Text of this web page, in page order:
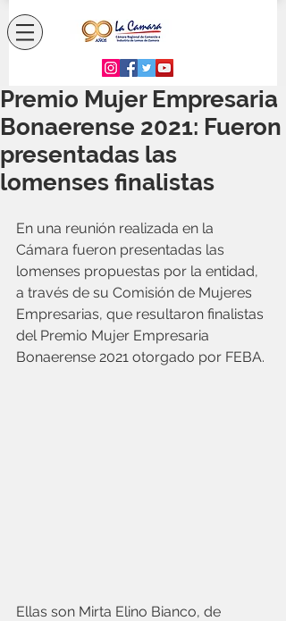
Premio Mujer Empresaria
Bonaerense 2021: Fueron
presentadas las
lomenses finalistas
En una reunión realizada en la
Cámara fueron presentadas las
lomenses propuestas por la entidad,
a través de su Comisión de Mujeres
Empresarias, que resultaron finalistas
del Premio Mujer Empresaria
Bonaerense 2021 otorgado por FEBA.
Ellas son Mirta Elino Bianco, de